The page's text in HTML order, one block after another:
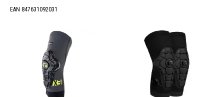
EAN 847631092031